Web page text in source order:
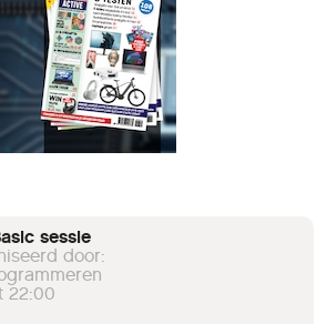
sessie
door:
22:00